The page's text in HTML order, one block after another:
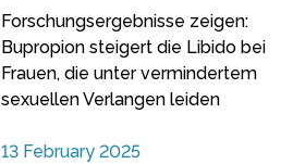
Forschungsergebnisse zeigen:
Bupropion steigert die Libido bei
Frauen, die unter vermindertem
sexuellen Verlangen leiden
13 February 2025